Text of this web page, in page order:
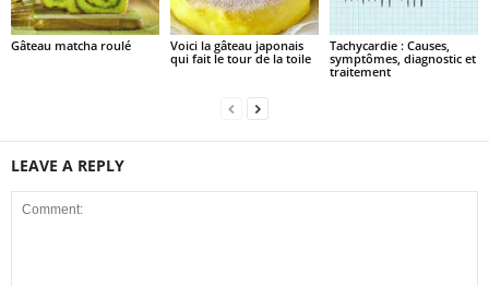
Gâteau matcha roulé
Voici la gâteau japonais
qui fait le tour de la toile
Tachycardie : Causes,
symptômes, diagnostic et
traitement
LEAVE A REPLY